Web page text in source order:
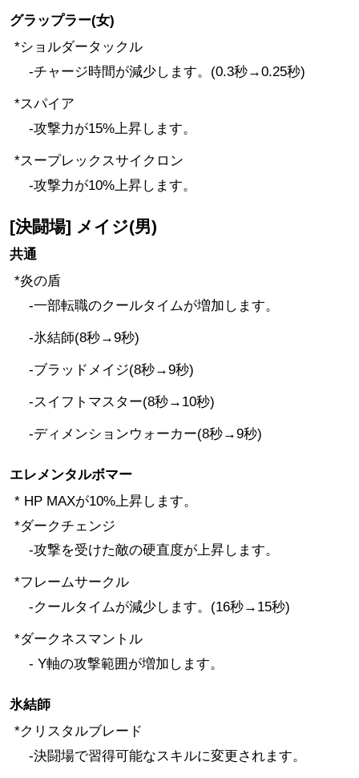
グラップラー(女)
*ショルダータックル
-チャージ時間が減少します。(0.3秒→0.25秒)
*スパイア
-攻撃力が15%上昇します。
*スープレックスサイクロン
-攻撃力が10%上昇します。
[決闘場] メイジ(男)
共通
*炎の盾
-一部転職のクールタイムが増加します。
-氷結師(8秒→9秒)
-ブラッドメイジ(8秒→9秒)
-スイフトマスター(8秒→10秒)
-ディメンションウォーカー(8秒→9秒)
エレメンタルボマー
* HP MAXが10%上昇します。
*ダークチェンジ
-攻撃を受けた敵の硬直度が上昇します。
*フレームサークル
-クールタイムが減少します。(16秒→15秒)
*ダークネスマントル
- Y軸の攻撃範囲が増加します。
氷結師
*クリスタルブレード
-決闘場で習得可能なスキルに変更されます。